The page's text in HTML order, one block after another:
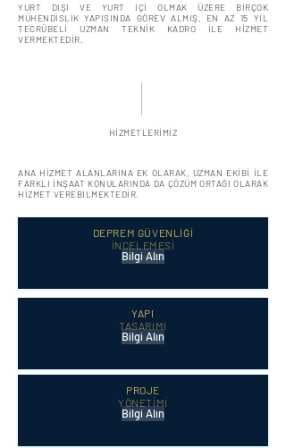
YURT DIŞI VE YURT İÇİ OLMAK ÜZERE BİRÇOK
MÜHENDİSLİK YAPISINDA GÖREV ALMIŞ, EN AZ 15 YIL
TECRÜBELİ UZMAN TEKNİK KADRO İLE HİZMET
VERMEKTEDİR.
HİZMETLERİMİZ
ANA HİZMET ALANLARINA EK OLARAK, UZMAN EKİBİ İLE
FARKLI İNŞAAT KONULARINDA DA ÇÖZÜM ORTAĞI OLARAK
HİZMET VEREBİLMEKTEDİR.
DEPREM GÜVENLİĞİ
İNCELEMESİ
Bilgi Alın
YAPI
TASARIMI
Bilgi Alın
PROJE
YÖNETİMİ
Bilgi Alın